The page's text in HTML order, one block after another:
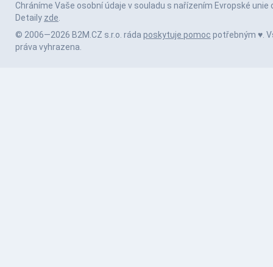
Chráníme Vaše osobní údaje v souladu s nařízením Evropské unie
Detaily zde.
© 2006—2026 B2M.CZ s.r.o. ráda poskytuje pomoc potřebným ♥️.
práva vyhrazena.